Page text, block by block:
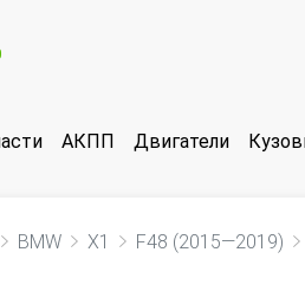
АКПП Двигатели
BMW X1 F48 (2015—2019)